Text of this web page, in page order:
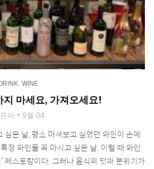
DRINK, WINE
지 마세요, 가져오세요!
아 9월 04
은 날, 평소 마셔보고 싶었던 와인이 손에
정 와인을 꼭 마시고 싶은 날. 이럴 때 와인
레스토랑이다. 그러나 음식의 맛과 분위기가